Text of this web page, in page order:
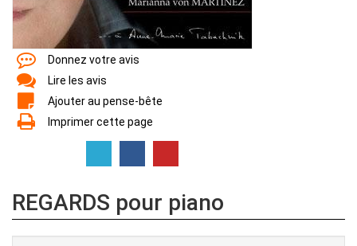
Donnez votre avis
Lire les avis
Ajouter au pense-bête
Imprimer cette page
REGARDS pour piano